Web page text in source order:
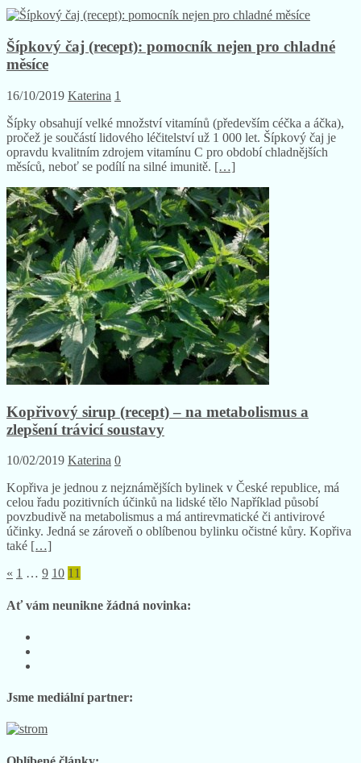
Šípkový čaj (recept): pomocník nejen pro chladné
měsíce
16/10/2019 Katerina 1
Šípky obsahují velké množství vitamínů (především céčka a áčka),
pročež je součástí lidového léčitelství už 1 000 let. Šípkový čaj je
opravdu kvalitním zdrojem vitamínu C pro období chladnějších
měsíců, neboť se podílí na silné imunitě. […]
Kopřivový sirup (recept) – na metabolismus a
zlepšení trávicí soustavy
10/02/2019 Katerina 0
Kopřiva je jednou z nejznámějších bylinek v České republice, má
celou řadu pozitivních účinků na lidské tělo Například působí
povzbudivě na metabolismus a má antirevmatické či antivirové
účinky. Jedná se zároveň o oblíbenou bylinku očistné kůry. Kopřiva
také […]
« 1 … 9 10 11
Ať vám neunikne žádná novinka:
Instagramu
na
Jsme mediální partner: